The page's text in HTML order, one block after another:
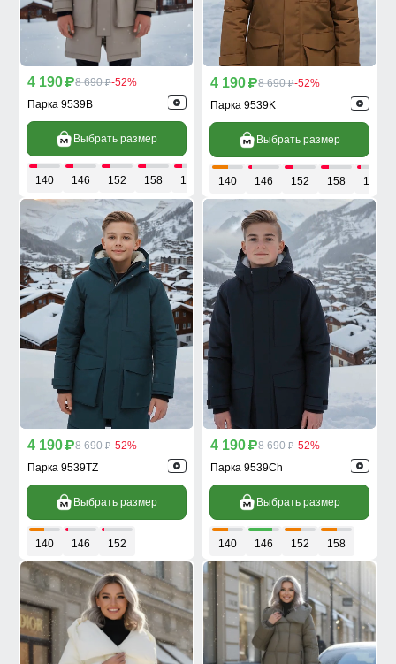
4 190 p8 690 p-52%
Парка 9539B
Выбрать размер
140 146 152 158 164
4 190 p8 690 p-52%
Парка 9539K
Выбрать размер
140 146 152 158 164
4 190 p8 690 p-52%
Парка 9539TZ
Выбрать размер
140 146 152
4 190 p8 690 p-52%
Парка 9539Ch
Выбрать размер
140 146 152 158